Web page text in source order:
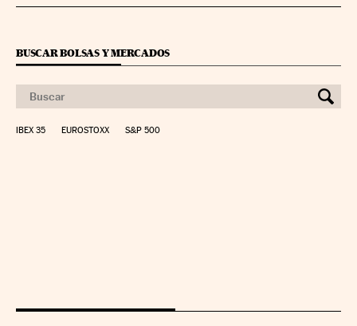
BUSCAR BOLSAS Y MERCADOS
IBEX 35 EUROSTOXX S&P 500